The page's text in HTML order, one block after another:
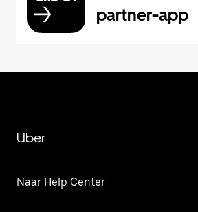
partner-app
Uber
Naar Help Center